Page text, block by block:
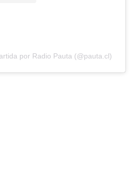
por Radio Pauta (@pauta.cl)